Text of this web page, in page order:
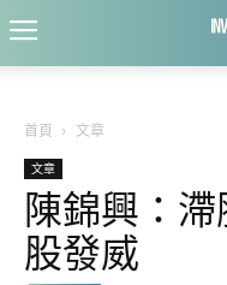
首頁 文章
文章
陳錦興：
股發威